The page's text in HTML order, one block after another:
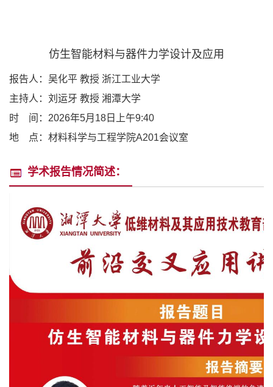
仿生智能材料与器件力学设计及应用
报告人：吴化平 教授 浙江工业大学
主持人： 刘运牙 教授 湘潭大学
时 间： 2026年5月18日上午9:40
地 点： 材料科学与工程学院A201会议室
学术报告情况简述：